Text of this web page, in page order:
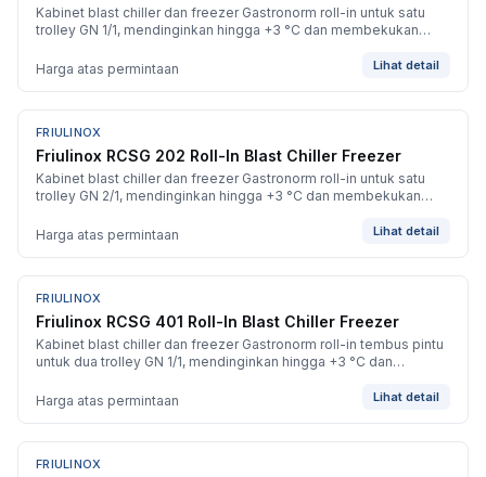
Kabinet blast chiller dan freezer Gastronorm roll-in untuk satu
trolley GN 1/1, mendinginkan hingga +3 °C dan membekukan
Harga atas permintaan
Lihat detail
BARU
FRIULINOX
Friulinox RCSG 202 Roll-In Blast Chiller Freezer
Kabinet blast chiller dan freezer Gastronorm roll-in untuk satu
trolley GN 2/1, mendinginkan hingga +3 °C dan membekukan
Harga atas permintaan
Lihat detail
BARU
FRIULINOX
Friulinox RCSG 401 Roll-In Blast Chiller Freezer
Kabinet blast chiller dan freezer Gastronorm roll-in tembus pintu
untuk dua trolley GN 1/1, mendinginkan hingga +3 °C dan
Harga atas permintaan
Lihat detail
BARU
FRIULINOX